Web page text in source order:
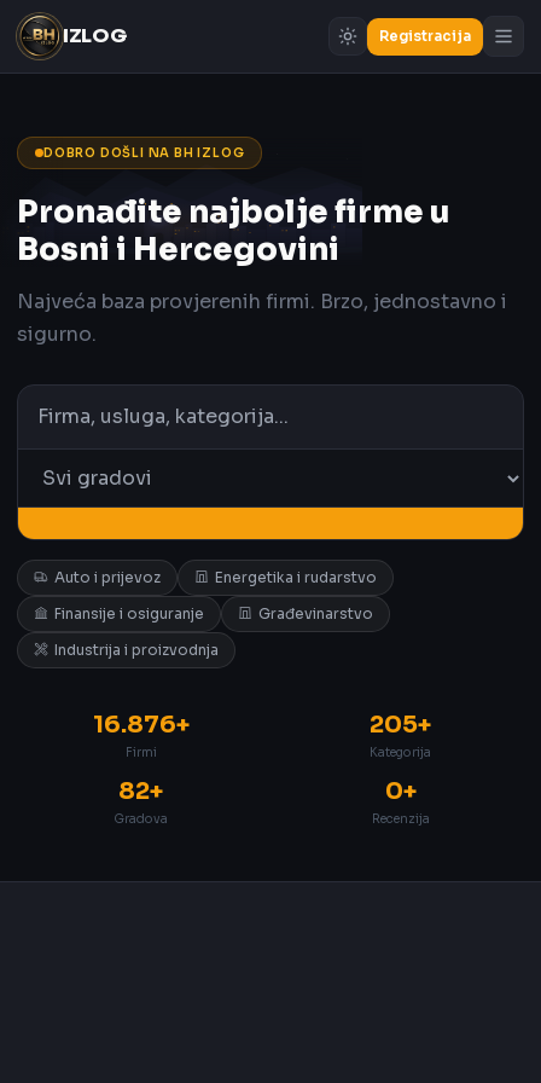
IZLOG Registracija
DOBRO DOŠLI NA BH IZLOG
Pronađite najbolje firme u
Bosni i Hercegovini
Najveća baza provjerenih firmi. Brzo, jednostavno i
sigurno.
Auto i prijevoz
Energetika i rudarstvo
Finansije i osiguranje
Građevinarstvo
Industrija i proizvodnja
16.876+
Firmi
205+
Kategorija
82+
Gradova
0+
Recenzija